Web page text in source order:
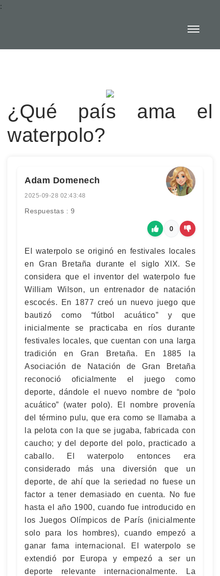
:
¿Qué país ama el
waterpolo?
Adam Domenech
2025-09-28 02:43:48
Respuestas : 9
0
El waterpolo se originó en festivales locales
en Gran Bretaña durante el siglo XIX. Se
considera que el inventor del waterpolo fue
William Wilson, un entrenador de natación
escocés. En 1877 creó un nuevo juego que
bautizó como “fútbol acuático” y que
inicialmente se practicaba en ríos durante
festivales locales, que cuentan con una larga
tradición en Gran Bretaña. En 1885 la
Asociación de Natación de Gran Bretaña
reconoció oficialmente el juego como
deporte, dándole el nuevo nombre de “polo
acuático” (water polo). El nombre provenía
del término pulu, que era como se llamaba a
la pelota con la que se jugaba, fabricada con
caucho; y del deporte del polo, practicado a
caballo. El waterpolo entonces era
considerado más una diversión que un
deporte, de ahí que la seriedad no fuese un
factor a tener demasiado en cuenta. No fue
hasta el año 1900, cuando fue introducido en
los Juegos Olímpicos de París (inicialmente
solo para los hombres), cuando empezó a
ganar fama internacional. El waterpolo se
extendió por Europa y empezó a ser un
deporte relevante internacionalmente. La